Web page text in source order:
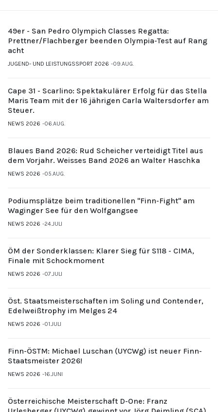
49er - San Pedro Olympich Classes Regatta:
Prettner/Flachberger beenden Olympia-Test auf Rang
acht
JUGEND- UND LEISTUNGSSPORT 2026 09.AUG.
Cape 31 - Scarlino: Spektakulärer Erfolg für das Stella
Maris Team mit der 16 jährigen Carla Waltersdorfer am
Steuer.
NEWS 2026 06.AUG.
Blaues Band 2026: Rud Scheicher verteidigt Titel aus
dem Vorjahr. Weisses Band 2026 an Walter Haschka
NEWS 2026 05.AUG.
Podiumsplätze beim traditionellen "Finn-Fight" am
Waginger See für den Wolfgangsee
NEWS 2026 24.JULI
ÖM der Sonderklassen: Klarer Sieg für S118 - CIMA,
Finale mit Schockmoment
NEWS 2026 07.JULI
Öst. Staatsmeisterschaften im Soling und Contender,
Edelweißtrophy im Melges 24
NEWS 2026 01.JULI
Finn-ÖSTM: Michael Luschan (UYCWg) ist neuer Finn-
Staatsmeister 2026!
NEWS 2026 16.JUNI
Österreichische Meisterschaft D-One: Franz